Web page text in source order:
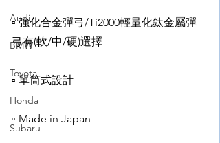
Audi
BMW
Toyota
Honda
Subaru
▫️ 強化合金彈弓/Ti2000輕量化鈦金屬彈
弓有(軟/中/硬)選擇
▫️ 單筒式設計
▫️ Made in Japan